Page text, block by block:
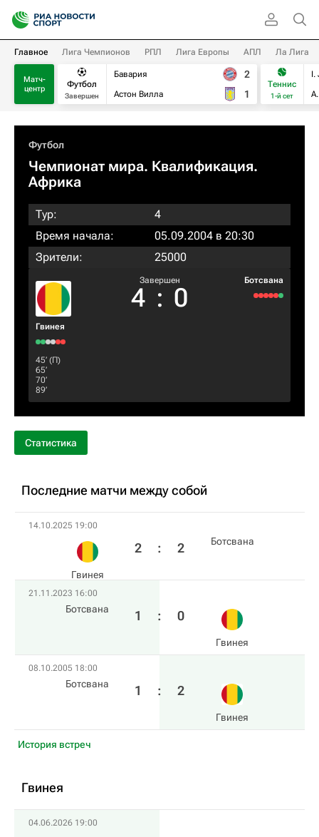
Главное Лига Чемпионов РПЛ Лига Европы АПЛ Ла Лига
Матч-
центр
Футбол
Завершен
Бавария
Астон Вилла
2
1
Теннис
1-й сет
I.
Футбол
Чемпионат мира. Квалификация.
Африка
Тур:
4
Время начала:
05.09.2004 в 20:30
Зрители:
25000
Гвинея
Завершен
4 : 0
Ботсвана
45‎’‎ (П)
65‎’‎
70‎’‎
89‎’‎
Статистика
Последние матчи между собой
14.10.2025 19:00
Гвинея
2 : 2 Ботсвана
21.11.2023 16:00
Ботсвана 1 : 0
Гвинея
08.10.2005 18:00
Ботсвана 1 : 2
Гвинея
История встреч
Гвинея
04.06.2026 19:00